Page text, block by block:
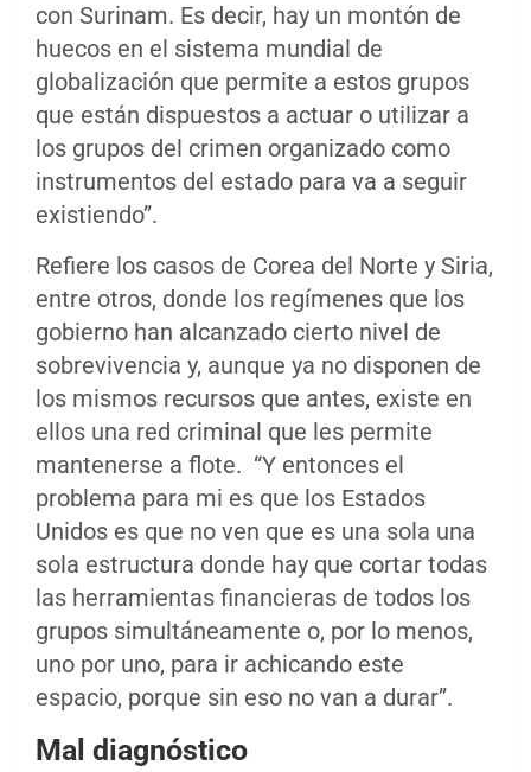
con Surinam. Es decir, hay un montón de
huecos en el sistema mundial de
globalización que permite a estos grupos
que están dispuestos a actuar o utilizar a
los grupos del crimen organizado como
instrumentos del estado para va a seguir
existiendo”.
Refiere los casos de Corea del Norte y Siria,
entre otros, donde los regímenes que los
gobierno han alcanzado cierto nivel de
sobrevivencia y, aunque ya no disponen de
los mismos recursos que antes, existe en
ellos una red criminal que les permite
mantenerse a flote. “Y entonces el
problema para mi es que los Estados
Unidos es que no ven que es una sola una
sola estructura donde hay que cortar todas
las herramientas financieras de todos los
grupos simultáneamente o, por lo menos,
uno por uno, para ir achicando este
espacio, porque sin eso no van a durar”.
Mal diagnóstico